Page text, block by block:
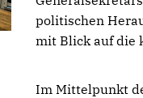
politischen
mit Blick auf die
Im Mittelpunkt